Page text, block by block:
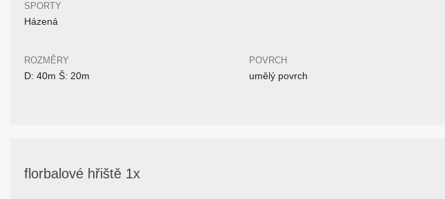
SPORTY
Házená
ROZMĚRY
D: 40m Š: 20m
POVRCH
umělý povrch
florbalové hřiště 1x